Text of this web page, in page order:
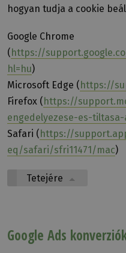
hogyan tudja a cookie
Google Chrome
(https://
hl=hu)
Microsoft Edge (https://
Firefox (https://
engedelyezese-es-
Safari (https://
eq/safari/sfri11471/mac)
Tetejére
Google Ads